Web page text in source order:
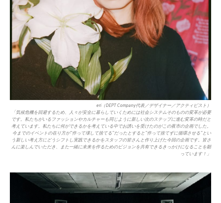
eri（DEPT Company代表／デザイナー／アクティビスト）
「気候危機を回避するため、人々が安全に暮らしていくためには社会システムそのものの変革が必要
です。私たちがいるファッションやカルチャーも同じように新しい次のステップに進む変革の時だと
考えています。私たちに何ができるかを考えている中でお誘いを受けたのがこの夜市の企画でした。
今までのイベントの在り方が”作って壊して捨てる”だったとすると”作って捨てずに循環させる”とい
う新しい考え方にどうシフトし実践できるかをスタッフの皆さんと作り上げた今回の企画です。皆さ
んに楽しんでいただき、また一緒に未来を作るためのビジョンを共有できるきっかけになることを願
っています！」